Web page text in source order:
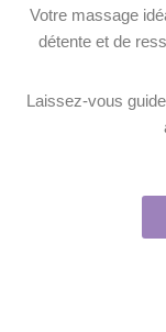
Votre massage
détente et de
Laissez-vous